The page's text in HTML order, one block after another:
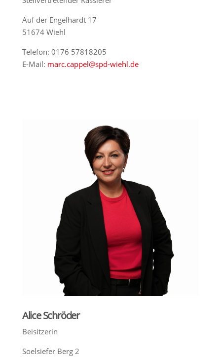
Auf der Engelhardt 17
51674 Wiehl
Telefon: 0176 57818205
E-Mail: marc.cappel@spd-wiehl.de
Alice Schröder
Beisitzerin
Soelsiefer Berg 2